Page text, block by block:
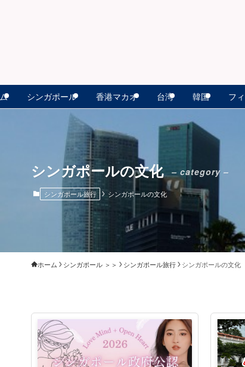
シンガポール 香港マカオ 台湾 韓国 フ
シンガポールの文化 – category –
シンガポール旅行 シンガポールの文化
ホーム シンガポール ＞＞ シンガポール旅行 シンガポールの文化